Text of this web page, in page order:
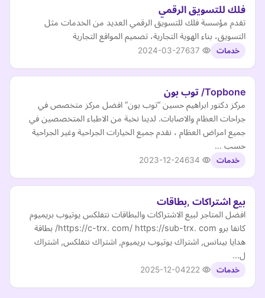
فلك للتسويق الرقمي
تقدم مؤسسة فلك للتسويق الرقمي العديد من الخدمات مثل
التسويق، بناء الهوية التجارية، تصميم المواقع التجارية
خدمات 2024-03-27
Topbone/ توب بون
مركز دكتور ابراهيم حسين “توب بون” افضل مركز متخصص في
جراحات العظام والاصابات. لدينا نخبة من الاطباء المتخصصين في
جميع امراض العظام ، نقدم جميع الخيارات الجراحية وغير الجراحية
حسب …
خدمات 2023-12-24
بيع اشتراكات ,بطاقات
افضل المتاجر لبيع الاشتراكات والبطاقات نتفلكس يوتيوب بريميوم
كانفا برو https://c-trx. com/ https://sub-trx. com/ بطاقة
هدايا بينانس, اشتراك يوتيوب بريميوم, اشتراك نتفلكس, اشتراك
ل…
خدمات 2025-12-04